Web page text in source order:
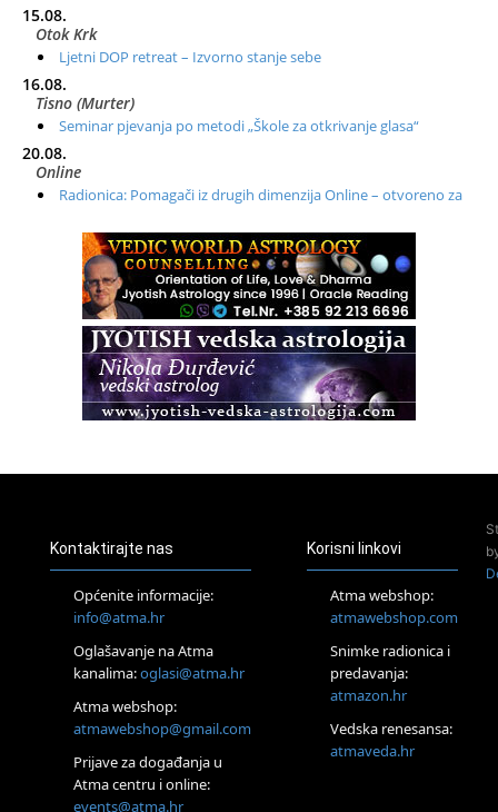
15.08.
Otok Krk
Ljetni DOP retreat – Izvorno stanje sebe
16.08.
Tisno (Murter)
Seminar pjevanja po metodi „Škole za otkrivanje glasa“
20.08.
Online
Radionica: Pomagači iz drugih dimenzija Online – otvoreno za
Zagreb+Online
Osnovni ThetaHealing® tečaj, Zagreb i Online
Zagreb
Osnovna radionica za izscjeljivanje pranom (Basic Pranic
Healing course)
Access BARS®, otpusti stres
Pjesma srca / Zagreb
Tečaj Višeg Vodstva, razvijanja intuicije i Akaša zapisa
Online
Upisi u program Profesionalni hipnoterapeut — nova
Online
Postanite Nositelj Vibracije Nove Zemlje
Kontaktirajte nas
Općenite informacije:
info@atma.hr
Oglašavanje na Atma
kanalima:oglasi@atma.hr
Atma webshop:
atmawebshop@gmail.com
Prijave za događanja u
Atma centru i online:
events@atma.hr
Korisni linkovi
Atma webshop:
atmawebshop.com
Snimke radionica i
predavanja:
atmazon.hr
Vedska renesansa:
atmaveda.hr